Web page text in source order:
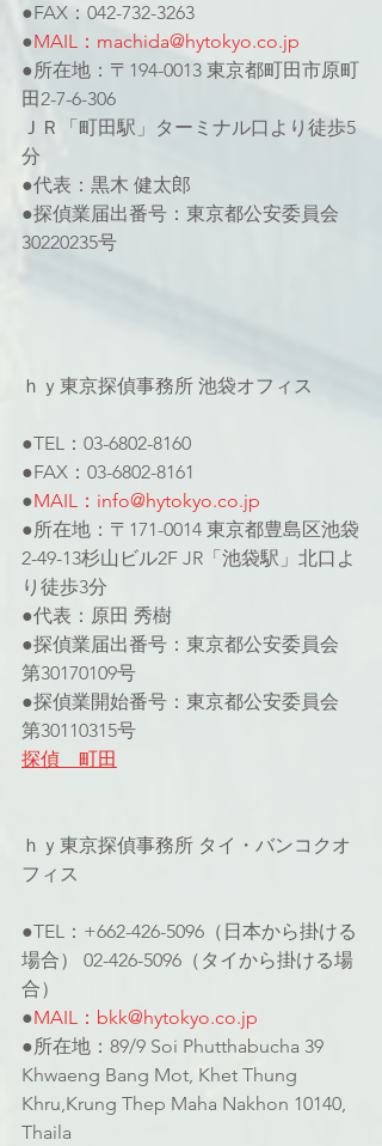
●FAX：042-732-3263
●MAIL：machida@hytokyo.co.jp
●所在地：〒194-0013 東京都町田市原町
田2-7-6-306
ＪＲ「町田駅」ターミナル口より徒歩5
分
●代表：黒木 健太郎
●探偵業届出番号：東京都公安委員会
30220235号
ｈｙ東京探偵事務所 池袋オフィス
●TEL：03-6802-8160
●FAX：03-6802-8161
●MAIL：info@hytokyo.co.jp
●所在地：〒171-0014 東京都豊島区池袋
2-49-13杉山ビル2F JR「池袋駅」北口よ
り徒歩3分
●代表：原田 秀樹
●探偵業届出番号：東京都公安委員会
第30170109号
●探偵業開始番号：東京都公安委員会
第30110315号
探偵　町田
ｈｙ東京探偵事務所 タイ・バンコクオ
フィス
●TEL：+662-426-5096（日本から掛ける
場合） 02-426-5096（タイから掛ける場
合）
●MAIL：bkk@hytokyo.co.jp
●所在地：89/9 Soi Phutthabucha 39
Khwaeng Bang Mot, Khet Thung
Khru,Krung Thep Maha Nakhon 10140,
Thaila